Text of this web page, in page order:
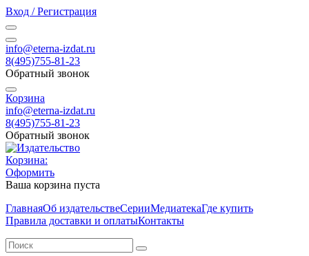
Вход / Регистрация
info@eterna-izdat.ru
8(495)755-81-23
Обратный звонок
Корзина
info@eterna-izdat.ru
8(495)755-81-23
Обратный звонок
Корзина:
Оформить
Ваша корзина пуста
ГлавнаяОб издательствеСерииМедиатекаГде купить
Правила доставки и оплатыКонтакты